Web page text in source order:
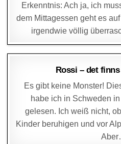
Erkenntnis: Ach ja, ich
dem Mittagessen geht es
irgendwie völlig
DAGMAR 21.
Rossi – det
Es gibt keine Monster!
habe ich in Schweden
gelesen. Ich weiß nicht,
Kinder beruhigen und vor